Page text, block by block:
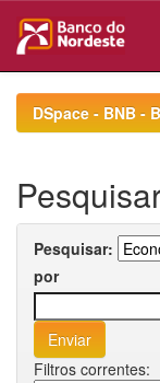
navigationDSpace - BNB -
Pesquisar:
por
Filtros correntes: